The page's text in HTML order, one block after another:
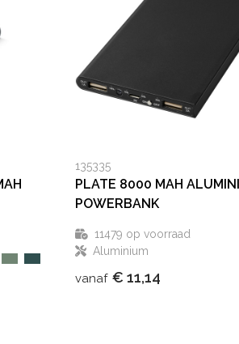
135335
PLATE 8000 MAH
POWERBANK
11479 op voorraad
Aluminium
vanaf € 11,14